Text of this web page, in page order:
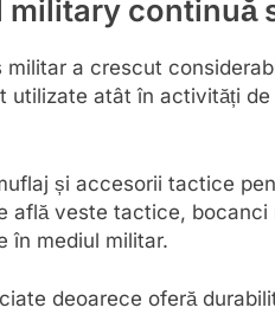
continuă
a crescut
utilizate atât în activități
și accesorii tactice
află veste tactice,
în mediul militar.
deoarece oferă